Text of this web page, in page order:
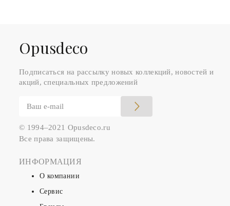
Оpusdeco
Подписаться на рассылку новых коллекций, новостей и
акций, специальных предложений
© 1994–2021 Opusdeco.ru
Все права защищены.
ИНФОРМАЦИЯ
О компании
Сервис